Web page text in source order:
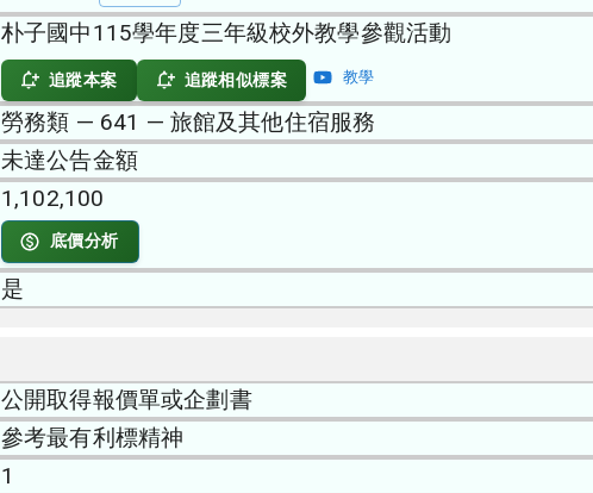
朴子國中115學年度三年級校外教學參觀活動
追蹤本案 追蹤相似標案 教學
勞務類 — 641 — 旅館及其他住宿服務
未達公告金額
1,102,100
底價分析
是
公開取得報價單或企劃書
參考最有利標精神
1